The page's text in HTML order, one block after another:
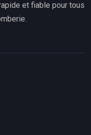
et fiable pour tous